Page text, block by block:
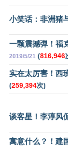
小笑话：非洲猪
一颗震撼弹！福
2019/5/21 (816,946
实在太厉害！西
(259,394次)
谈客星！李淳风
寓意什么？！建